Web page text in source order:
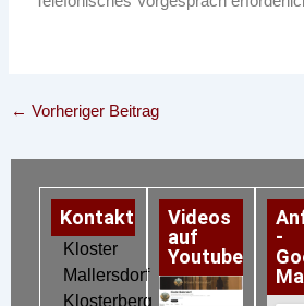
← Vorheriger Beitrag
Kontakt
Kloster
Mallersdorf
Klosterberg
Videos
auf
Youtube
-